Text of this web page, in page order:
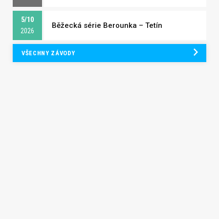
5/10
2026
Běžecká série Berounka – Tetín
VŠECHNY ZÁVODY